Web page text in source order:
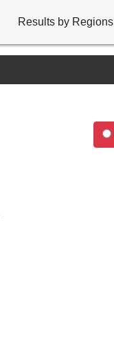
Results by Regions